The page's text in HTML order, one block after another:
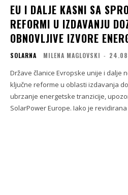
EU I DALJE KASNI SA
REFORMI U IZDAVANJU
OBNOVLJIVE IZVORE
SOLARNA MILENA MAGLOVSKI -
Države članice Evropske unije i dalje
ključne reforme u oblasti izdavanja
ubrzanje energetske tranzicije,
SolarPower Europe. Iako je